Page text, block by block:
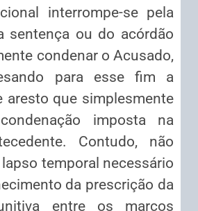
interrompe-se pela
sentença ou do acórdão
condenar o Acusado,
para esse fim a
aresto que simplesmente
imposta na
Contudo, não
temporal necessário
da prescrição da
entre os marcos